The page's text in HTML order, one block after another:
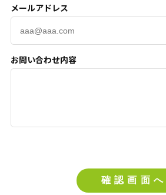
メールアドレス
お問い合わせ内容